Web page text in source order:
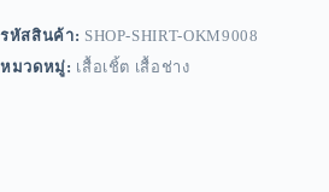
รหัสสินค้า: SHOP-SHIRT-OKM9008
หมวดหมู่: เสื้อเชิ้ต เสื้อช่าง